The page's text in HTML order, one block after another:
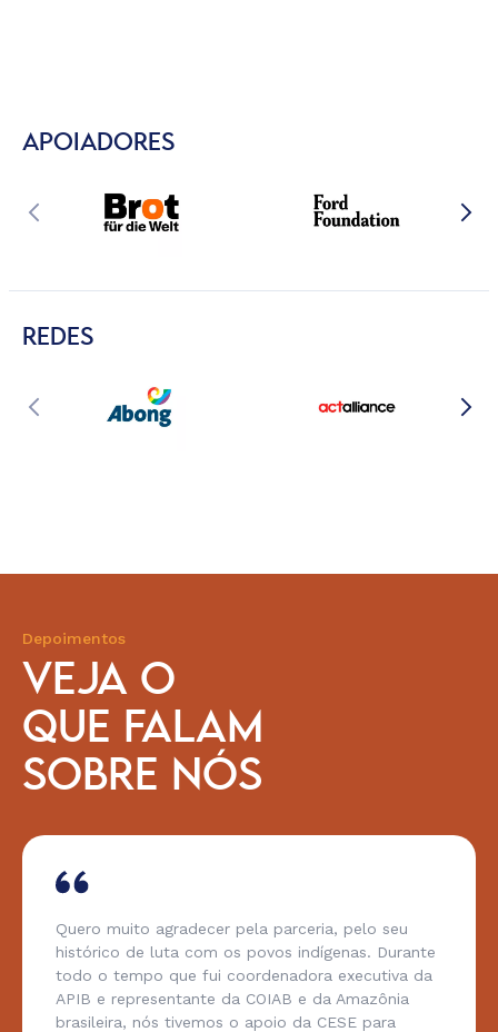
APOIADORES
REDES
Depoimentos
VEJA O
QUE FALAM
SOBRE NÓS
Quero muito agradecer pela parceria, pelo seu
histórico de luta com os povos indígenas. Durante
todo o tempo que fui coordenadora executiva da
APIB e representante da COIAB e da Amazônia
brasileira, nós tivemos o apoio da CESE para